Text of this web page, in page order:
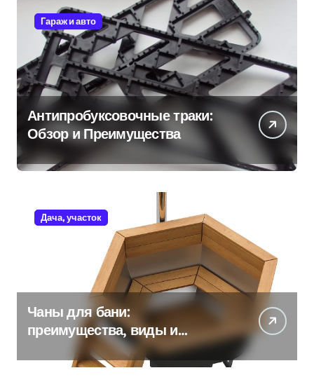
Гараж и авто
Антипробуксовочные траки:
Обзор и Преимущества
Дача, участок
Чаны для бани:
преимущества, виды и
особенности использования